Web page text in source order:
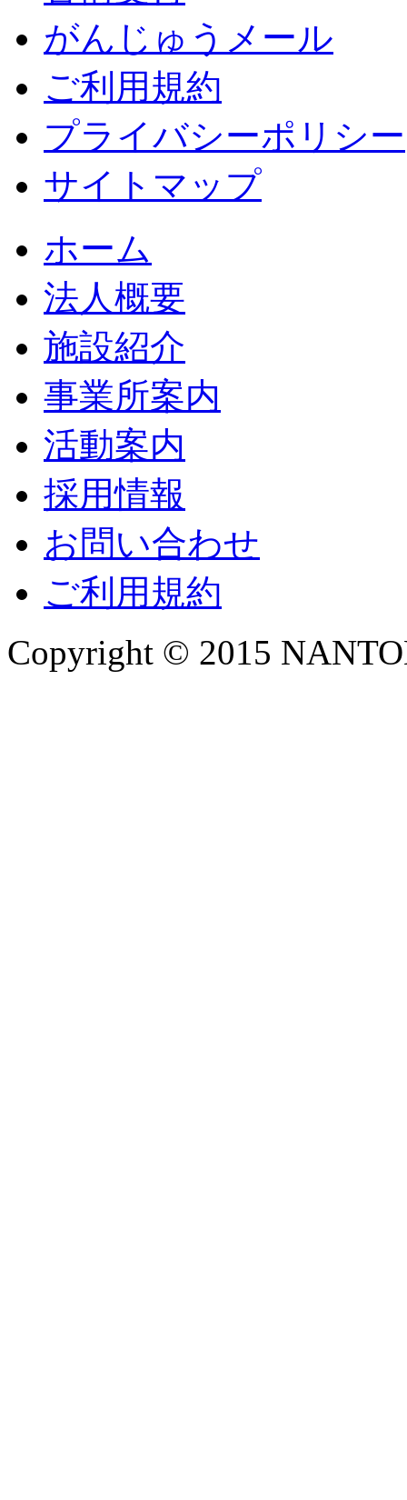
がんじゅうメール
ご利用規約
プライバシーポリシー
サイトマップ
ホーム
法人概要
施設紹介
事業所案内
活動案内
採用情報
お問い合わせ
ご利用規約
Copyright © 2015